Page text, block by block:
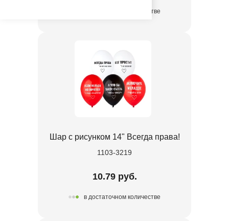
в достаточном количестве
Шар с рисунком 14" Всегда права!
1103-3219
10.79 руб.
в достаточном количестве